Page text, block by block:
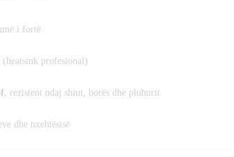
i fortë
profesional)
, rezistent ndaj shiut, borës dhe pluhurit
dhe nxehtësisë